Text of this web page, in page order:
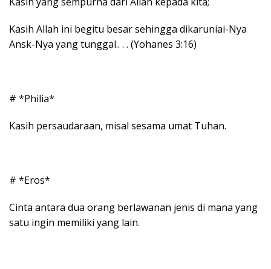
Kasih Allah ini begitu besar sehingga dikaruniai-Nya
Ansk-Nya yang tunggal.. . . (Yohanes 3:16)
# *Philia*
Kasih persaudaraan, misal sesama umat Tuhan.
# *Eros*
Cinta antara dua orang berlawanan jenis di mana yang
satu ingin memiliki yang lain.